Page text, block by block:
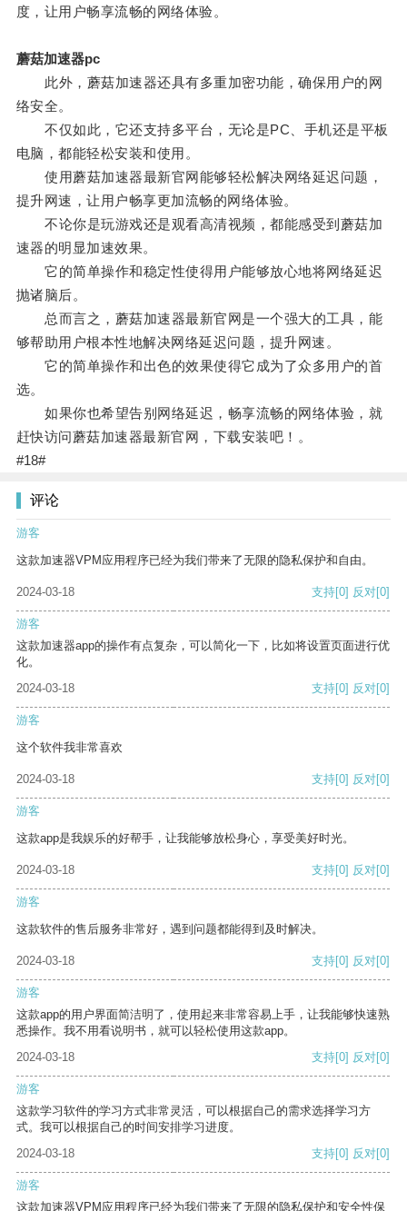
度，让用户畅享流畅的网络体验。
蘑菇加速器pc
此外，蘑菇加速器还具有多重加密功能，确保用户的网
络安全。
不仅如此，它还支持多平台，无论是PC、手机还是平板
电脑，都能轻松安装和使用。
使用蘑菇加速器最新官网能够轻松解决网络延迟问题，
提升网速，让用户畅享更加流畅的网络体验。
不论你是玩游戏还是观看高清视频，都能感受到蘑菇加
速器的明显加速效果。
它的简单操作和稳定性使得用户能够放心地将网络延迟
抛诸脑后。
总而言之，蘑菇加速器最新官网是一个强大的工具，能
够帮助用户根本性地解决网络延迟问题，提升网速。
它的简单操作和出色的效果使得它成为了众多用户的首
选。
如果你也希望告别网络延迟，畅享流畅的网络体验，就
赶快访问蘑菇加速器最新官网，下载安装吧！。
#18#
评论
游客
这款加速器VPM应用程序已经为我们带来了无限的隐私保护和自由。
2024-03-18 支持[0] 反对[0]
游客
这款加速器app的操作有点复杂，可以简化一下，比如将设置页面进行优
化。
2024-03-18
支持[0] 反对[0]
游客
这个软件我非常喜欢
2024-03-18 支持[0] 反对[0]
游客
这款app是我娱乐的好帮手，让我能够放松身心，享受美好时光。
2024-03-18 支持[0] 反对[0]
游客
这款软件的售后服务非常好，遇到问题都能得到及时解决。
2024-03-18 支持[0] 反对[0]
游客
这款app的用户界面简洁明了，使用起来非常容易上手，让我能够快速熟
悉操作。我不用看说明书，就可以轻松使用这款app。
2024-03-18
支持[0] 反对[0]
游客
这款学习软件的学习方式非常灵活，可以根据自己的需求选择学习方
式。我可以根据自己的时间安排学习进度。
2024-03-18
支持[0] 反对[0]
游客
这款加速器VPM应用程序已经为我们带来了无限的隐私保护和安全性保